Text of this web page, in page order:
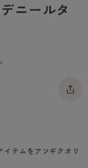
ニールタ
イテムをアツギクオリ